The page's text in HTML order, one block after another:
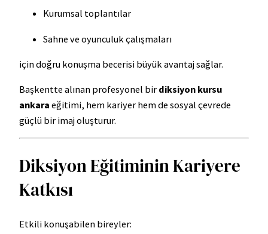
Kurumsal toplantılar
Sahne ve oyunculuk çalışmaları
için doğru konuşma becerisi büyük avantaj sağlar.
Başkentte alınan profesyonel bir diksiyon kursu
ankara eğitimi, hem kariyer hem de sosyal çevrede
güçlü bir imaj oluşturur.
Diksiyon Eğitiminin Kariyere
Katkısı
Etkili konuşabilen bireyler: